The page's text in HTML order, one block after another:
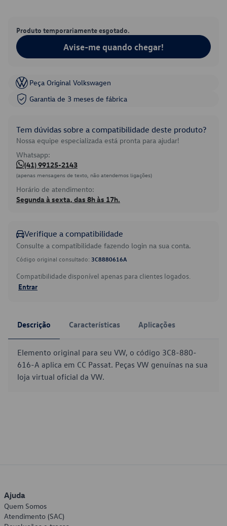
Produto temporariamente esgotado.
Avise-me quando chegar!
Peça Original Volkswagen
Garantia de 3 meses de fábrica
Tem dúvidas sobre a compatibilidade deste produto?
Nossa equipe especializada está pronta para ajudar!
Whatsapp:
(41) 99125-2143
(apenas mensagens de texto, não atendemos ligações)
Horário de atendimento:
Segunda à sexta, das 8h às 17h.
Verifique a compatibilidade
Consulte a compatibilidade fazendo login na sua conta.
Código original consultado: 3C8880616A
Compatibilidade disponível apenas para clientes logados.
Entrar
Descrição Características Aplicações
Elemento original para seu VW, o código 3C8-880-
616-A aplica em CC Passat. Peças VW genuínas na sua
loja virtual oficial da VW.
Ajuda
Quem Somos
Atendimento (SAC)